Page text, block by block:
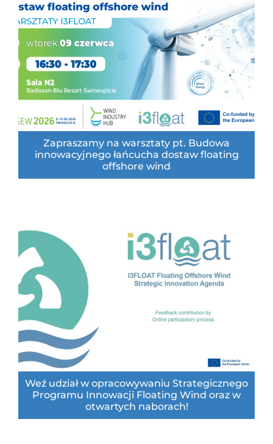
Zapraszamy na warsztaty pt. Budowa
innowacyjnego łańcucha dostaw floating
offshore wind
Weź udział w opracowywaniu Strategicznego
Programu Innowacji Floating Wind oraz w
otwartych naborach!